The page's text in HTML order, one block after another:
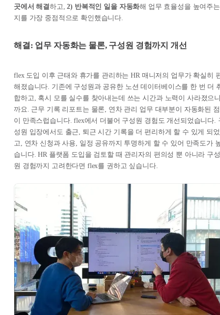
곳에서 해결하고,2) 반복적인 일을 자동화해 업무 효율성을 높여주는
지를 가장 중점적으로 확인했습니다.
해결: 업무 자동화는 물론, 구성원 경험까지 개선
flex 도입 이후 근태와 휴가를 관리하는 HR 매니저의 업무가 확실히
해졌습니다. 기존에 구성원과 공유한 노션 데이터베이스를 한 번 더
합하고, 혹시 모를 실수를 찾아내는데 쓰는 시간과 노력이 사라졌으
까요. 근무 기록 리포트는 물론, 연차 관리 업무 대부분이 자동화된 점
이 만족스럽습니다. flex에서 더불어 구성원 경험도 개선되었습니다.
성원 입장에서도 출근, 퇴근 시간 기록을 더 편리하게 할 수 있게 되었
고, 연차 신청과 사용, 일정 공유까지 투명하게 할 수 있어 만족도가
습니다. HR 플랫폼 도입을 검토할 때 관리자의 편의성 뿐 아니라 구성
원 경험까지 고려한다면 flex를 권하고 싶습니다.